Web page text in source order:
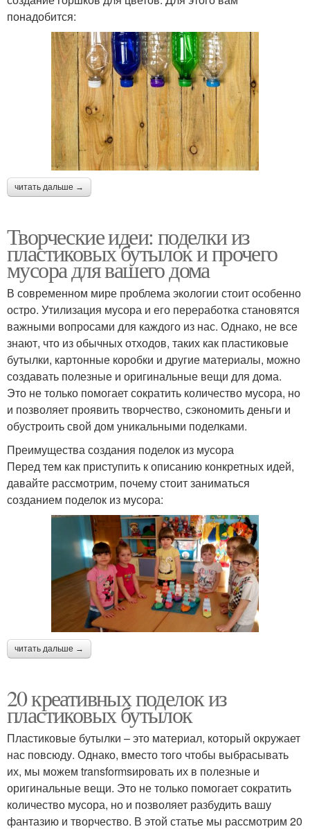
понадобится:
читать дальше →
Творческие идеи: поделки из
пластиковых бутылок и прочего
мусора для вашего дома
В современном мире проблема экологии стоит особенно
остро. Утилизация мусора и его переработка становятся
важными вопросами для каждого из нас. Однако, не все
знают, что из обычных отходов, таких как пластиковые
бутылки, картонные коробки и другие материалы, можно
создавать полезные и оригинальные вещи для дома.
Это не только помогает сократить количество мусора, но
и позволяет проявить творчество, сэкономить деньги и
обустроить свой дом уникальными поделками.
Преимущества создания поделок из мусора
Перед тем как приступить к описанию конкретных идей,
давайте рассмотрим, почему стоит заниматься
созданием поделок из мусора:
читать дальше →
20 креативных поделок из
пластиковых бутылок
Пластиковые бутылки – это материал, который окружает
нас повсюду. Однако, вместо того чтобы выбрасывать
их, мы можем transformsировать их в полезные и
оригинальные вещи. Это не только помогает сократить
количество мусора, но и позволяет разбудить вашу
фантазию и творчество. В этой статье мы рассмотрим 20